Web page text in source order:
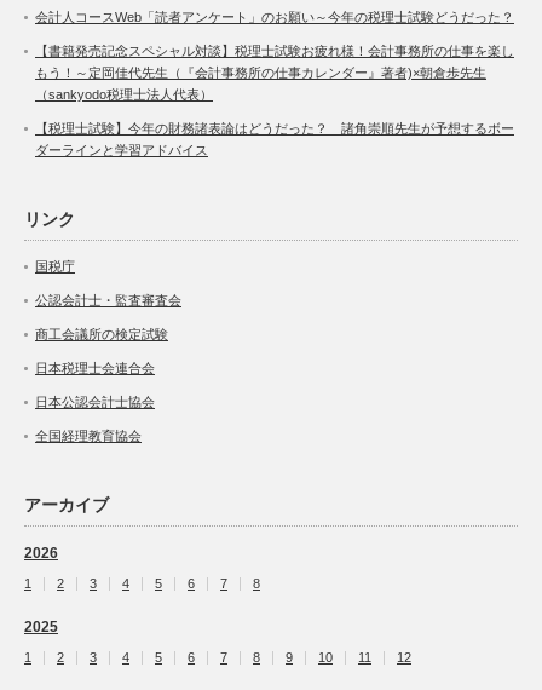
会計人コースWeb「読者アンケート」のお願い～今年の税理士試験どうだった？
【書籍発売記念スペシャル対談】税理士試験お疲れ様！会計事務所の仕事を楽し
もう！～定岡佳代先生（『会計事務所の仕事カレンダー』著者)×朝倉歩先生
（sankyodo税理士法人代表）
【税理士試験】今年の財務諸表論はどうだった？ 諸角崇順先生が予想するボー
ダーラインと学習アドバイス
リンク
国税庁
公認会計士・監査審査会
商工会議所の検定試験
日本税理士会連合会
日本公認会計士協会
全国経理教育協会
アーカイブ
2026
1 2 3 4 5 6 7 8
2025
1 2 3 4 5 6 7 8 9 10 11 12